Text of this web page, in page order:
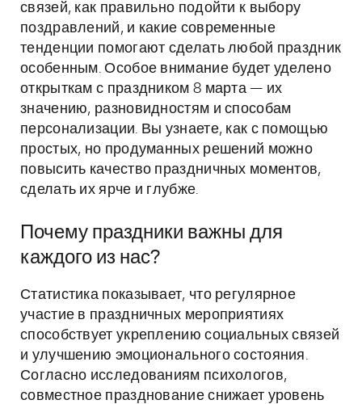
связей, как правильно подойти к выбору
поздравлений, и какие современные
тенденции помогают сделать любой праздник
особенным. Особое внимание будет уделено
открыткам с праздником 8 марта — их
значению, разновидностям и способам
персонализации. Вы узнаете, как с помощью
простых, но продуманных решений можно
повысить качество праздничных моментов,
сделать их ярче и глубже.
Почему праздники важны для
каждого из нас?
Статистика показывает, что регулярное
участие в праздничных мероприятиях
способствует укреплению социальных связей
и улучшению эмоционального состояния.
Согласно исследованиям психологов,
совместное празднование снижает уровень